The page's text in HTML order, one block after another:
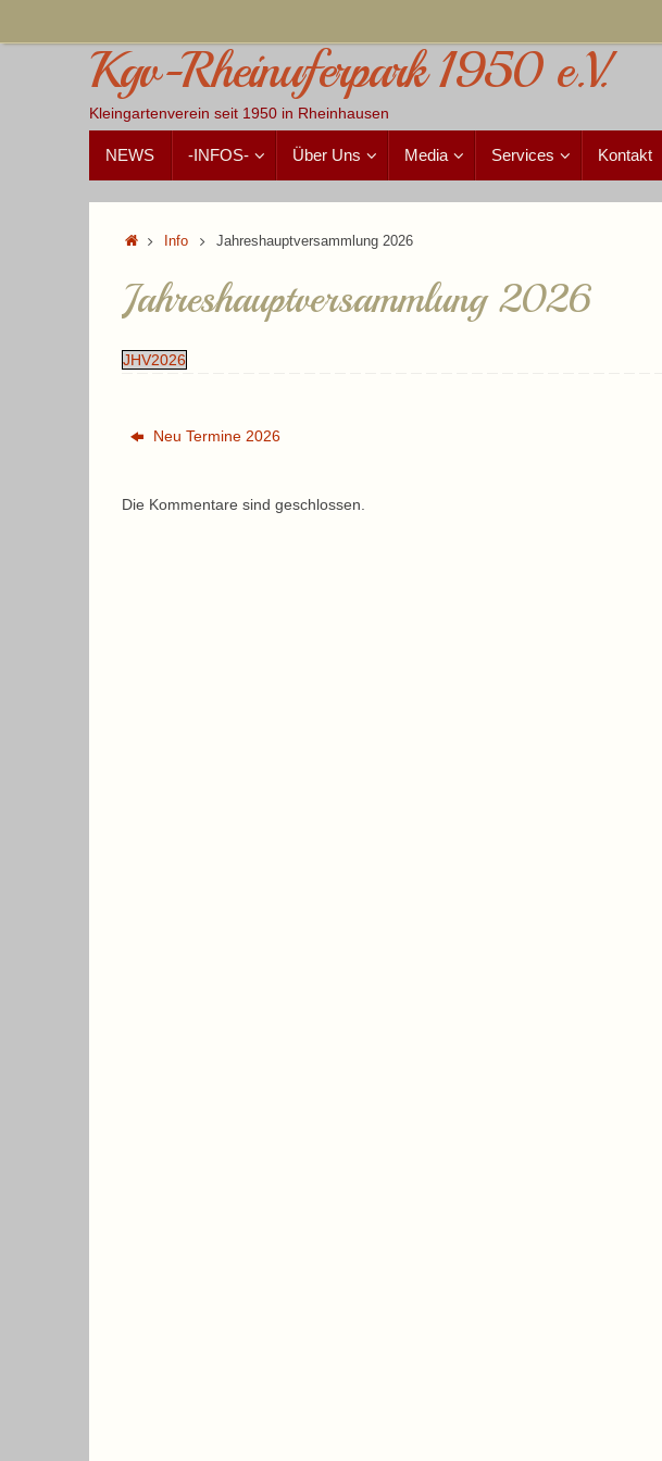
Kgv-Rheinuferpark 1950 e.V.
Kleingartenverein seit 1950 in Rheinhausen
Inhalt
springen
NEWS -INFOS- Über Uns Media Services Kontakt
StartInfo Jahreshauptversammlung 2026
Jahreshauptversammlung 2026
JHV2026
Neu Termine 2026
Die Kommentare sind geschlossen.